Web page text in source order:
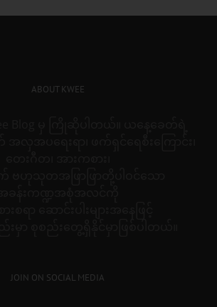
ABOUT KWEE
JOIN ON SOCIAL MEDIA